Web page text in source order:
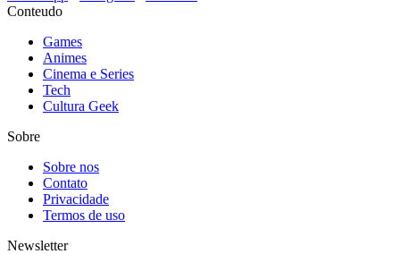
Conteudo
Games
Animes
Cinema e Series
Tech
Cultura Geek
Sobre
Sobre nos
Contato
Privacidade
Termos de uso
Newsletter